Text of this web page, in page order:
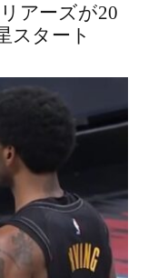
アーズが20
スタート